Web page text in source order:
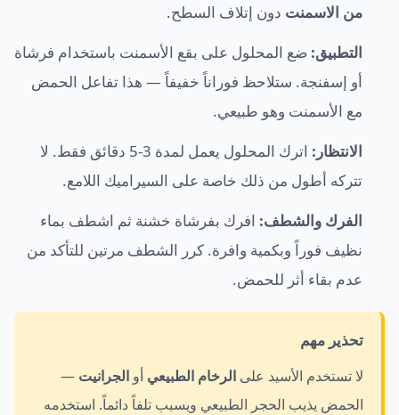
من الاسمنت دون إتلاف السطح.
التطبيق: ضع المحلول على بقع الأسمنت باستخدام فرشاة
أو إسفنجة. ستلاحظ فوراناً خفيفاً — هذا تفاعل الحمض
مع الأسمنت وهو طبيعي.
الانتظار:
اترك المحلول يعمل لمدة 3-5 دقائق فقط. لا
تتركه أطول من ذلك خاصة على السيراميك اللامع.
الفرك والشطف: افرك بفرشاة خشنة ثم اشطف بماء
نظيف فوراً وبكمية وافرة. كرر الشطف مرتين للتأكد من
عدم بقاء أثر للحمض.
تحذير مهم
لا تستخدم الأسيد على الرخام الطبيعي أو الجرانيت —
الحمض يذيب الحجر الطبيعي ويسبب تلفاً دائماً. استخدمه